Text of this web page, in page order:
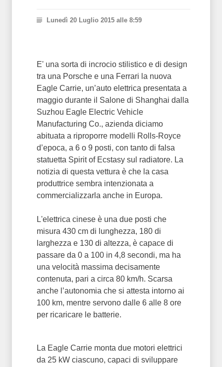
Lunedì 20 Luglio 2015 alle 8:59
E' una sorta di incrocio stilistico e di design
tra una Porsche e una Ferrari la nuova
Eagle Carrie, un’auto elettrica presentata a
maggio durante il Salone di Shanghai dalla
Suzhou Eagle Electric Vehicle
Manufacturing Co., azienda diciamo
abituata a riproporre modelli Rolls-Royce
d’epoca, a 6 o 9 posti, con tanto di falsa
statuetta Spirit of Ecstasy sul radiatore. La
notizia di questa vettura è che la casa
produttrice sembra intenzionata a
commercializzarla anche in Europa.
L'elettrica cinese è una due posti che
misura 430 cm di lunghezza, 180 di
larghezza e 130 di altezza, è capace di
passare da 0 a 100 in 4,8 secondi, ma ha
una velocità massima decisamente
contenuta, pari a circa 80 km/h. Scarsa
anche l’autonomia che si attesta intorno ai
100 km, mentre servono dalle 6 alle 8 ore
per ricaricare le batterie.
La Eagle Carrie monta due motori elettrici
da 25 kW ciascuno, capaci di sviluppare